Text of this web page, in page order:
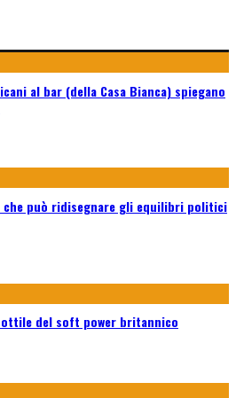
al bar (della Casa Bianca) spiegano
che può ridisegnare gli equilibri politici
del soft power britannico